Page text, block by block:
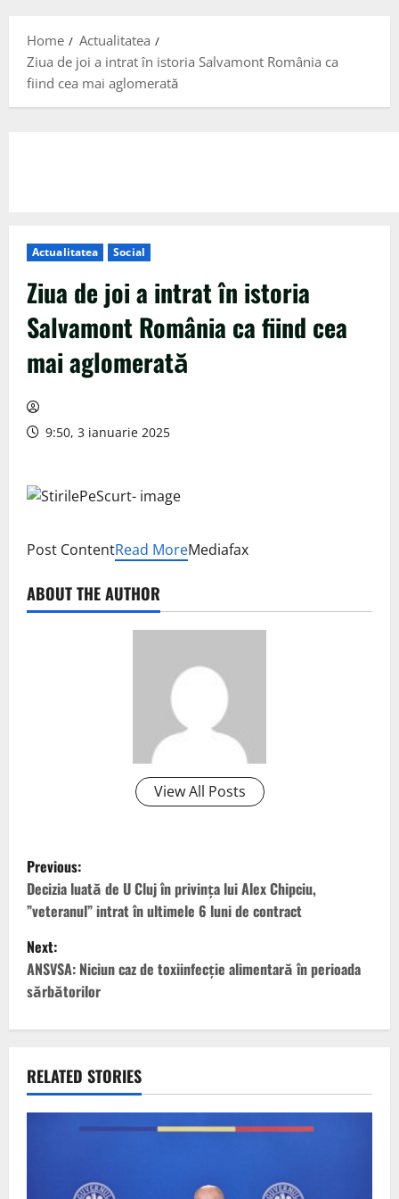
Home
Actualitatea
Ziua de joi a intrat în istoria Salvamont România ca
fiind cea mai aglomerată
Actualitatea Social
Ziua de joi a intrat în istoria
Salvamont România ca fiind cea
mai aglomerată
9:50, 3 ianuarie 2025
Post ContentRead MoreMediafax
ABOUT THE AUTHOR
View All Posts
P
o
s
t
n
v
i
Previous:
Decizia luată de U Cluj în privința lui Alex Chipciu,
”veteranul” intrat în ultimele 6 luni de contract
Next:
ANSVSA: Niciun caz de toxiinfecţie alimentară în perioada
sărbătorilor
RELATED STORIES